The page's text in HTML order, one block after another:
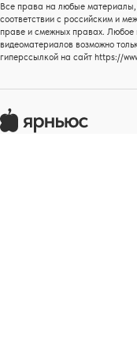
Все права на любые
соответствии с российским и
праве и смежных правах. Любое
видеоматериалов возможно
гиперссылкой на сайт https://